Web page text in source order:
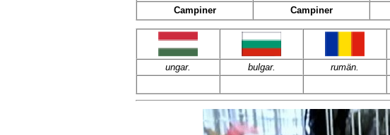
Campiner
Campiner
ungar. bulgar. rumän.